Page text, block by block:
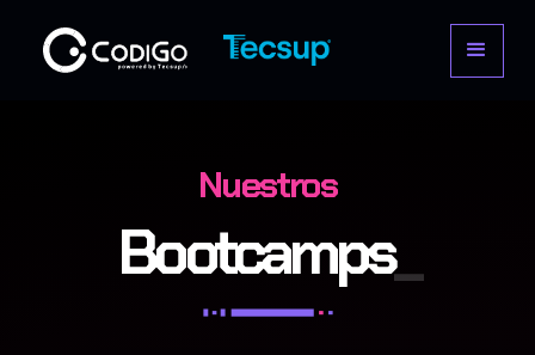
Nuestros
Bootcamps